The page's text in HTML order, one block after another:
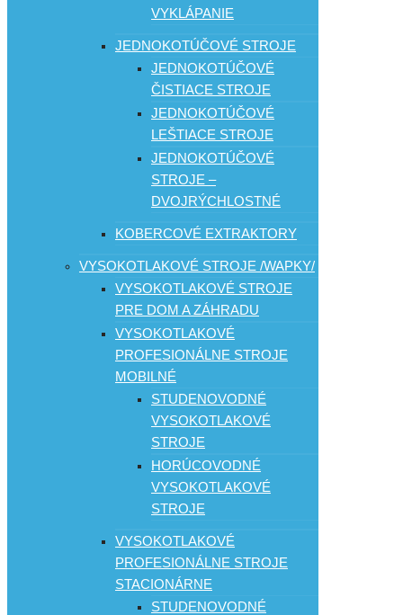
VYKLÁPANIE
JEDNOKOTÚČOVÉ STROJE
JEDNOKOTÚČOVÉ
ČISTIACE STROJE
JEDNOKOTÚČOVÉ
LEŠTIACE STROJE
JEDNOKOTÚČOVÉ
STROJE –
DVOJRÝCHLOSTNÉ
KOBERCOVÉ EXTRAKTORY
VYSOKOTLAKOVÉ STROJE /WAPKY/
VYSOKOTLAKOVÉ STROJE
PRE DOM A ZÁHRADU
VYSOKOTLAKOVÉ
PROFESIONÁLNE STROJE
MOBILNÉ
STUDENOVODNÉ
VYSOKOTLAKOVÉ
STROJE
HORÚCOVODNÉ
VYSOKOTLAKOVÉ
STROJE
VYSOKOTLAKOVÉ
PROFESIONÁLNE STROJE
STACIONÁRNE
STUDENOVODNÉ